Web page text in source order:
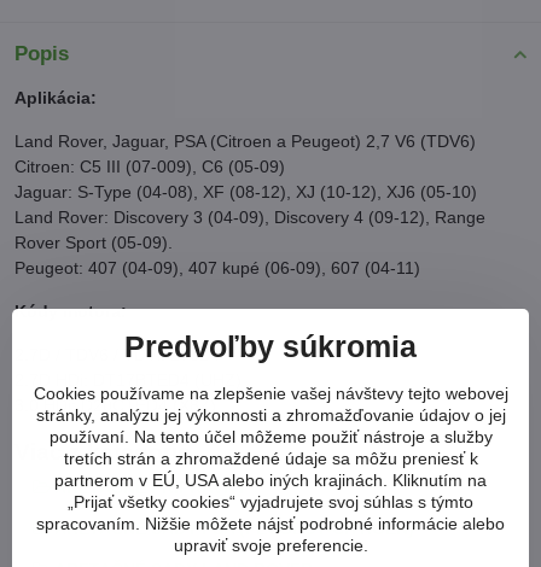
Popis
Aplikácia:
Land Rover, Jaguar, PSA (Citroen a Peugeot) 2,7 V6 (TDV6)
Citroen: C5 III (07-009), C6 (05-09)
Jaguar: S-Type (04-08), XF (08-12), XJ (10-12), XJ6 (05-10)
Land Rover: Discovery 3 (04-09), Discovery 4 (09-12), Range
Rover Sport (05-09).
Peugeot: 407 (04-09), 407 kupé (06-09), 607 (04-11)
Kódy motora:
2,7D / TDV6 / TDVi: 276DT
3.0 HDi: D20CTED4 (X8Z)
Viac z kategórie
ARETAČNÉ PRÍPRAVKY
ARETAČNÉ SADY PSA (PEUGEOT-CITROEN)
Predvoľby súkromia
Cookies používame na zlepšenie vašej návštevy tejto webovej
stránky, analýzu jej výkonnosti a zhromažďovanie údajov o jej
používaní. Na tento účel môžeme použiť nástroje a služby
tretích strán a zhromaždené údaje sa môžu preniesť k
partnerom v EÚ, USA alebo iných krajinách. Kliknutím na
„Prijať všetky cookies“ vyjadrujete svoj súhlas s týmto
spracovaním. Nižšie môžete nájsť podrobné informácie alebo
upraviť svoje preferencie.